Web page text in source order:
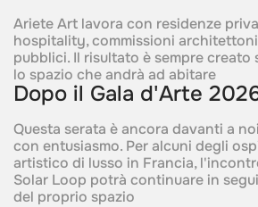
Ariete Art lavora con residenze
hospitality, commissioni
pubblici. Il risultato è sempre creato
lo spazio che andrà ad abitare
Dopo il Gala d'Arte
Questa serata è ancora davanti a
con entusiasmo. Per alcuni degli
artistico di lusso in Francia,
Solar Loop potrà continuare in
del proprio spazio